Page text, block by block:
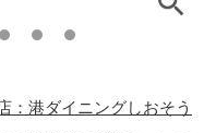
：港ダイニングしおそう